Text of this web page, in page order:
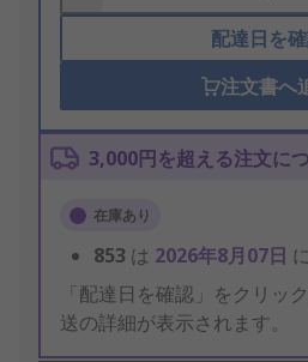
配達日を
注文書へ
3,000円を超える注文に
在庫あり
853 は 2026年8月07日
「配達日を確認」をクリッ
送の詳細が表示されます。